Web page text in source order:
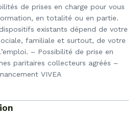
de prises en charge pour vous
en totalité ou en partie.
existants dépend de votre
familiale et surtout, de votre
– Possibilité de prise en
paritaires collecteurs agréés –
VIVEA